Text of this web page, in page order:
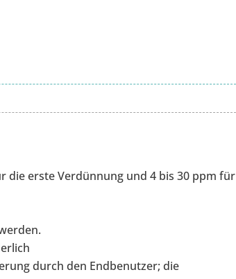
die erste Verdünnung und 4 bis 30 ppm für
durch den Endbenutzer; die